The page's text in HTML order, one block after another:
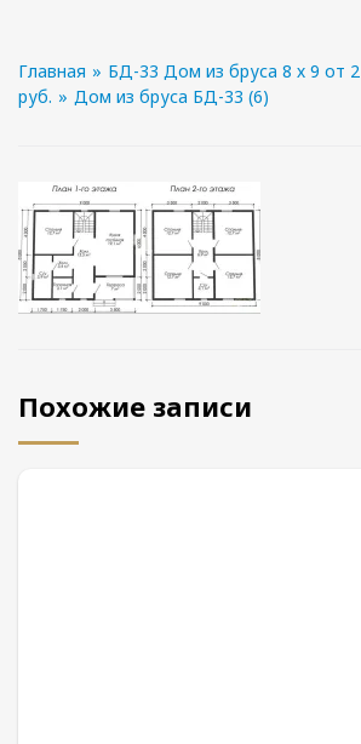
Главная » БД-33 Дом из бруса 8 х 9 от
руб. » Дом из бруса БД-33 (6)
Похожие записи